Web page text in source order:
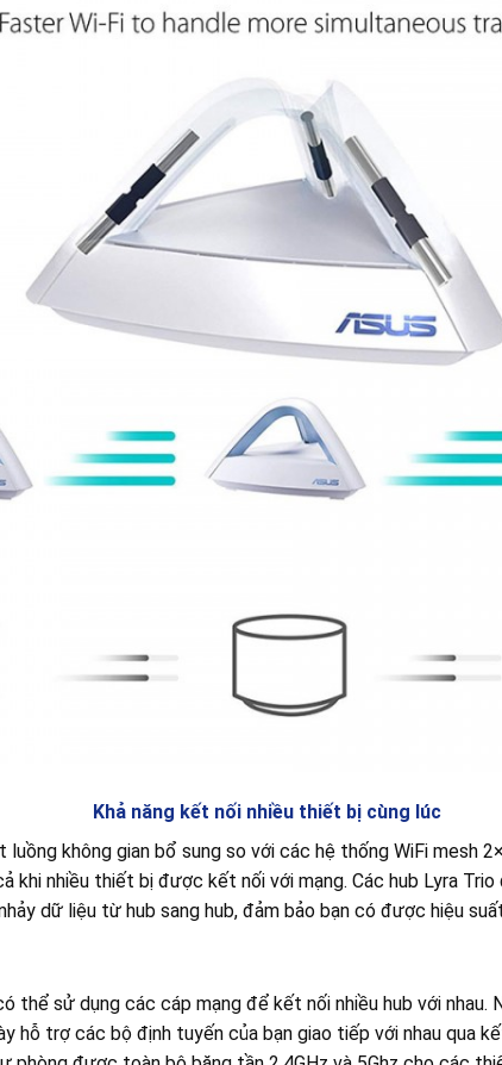
Khả năng kết nối nhiều thiết bị cùng lúc
không gian bổ sung so với các hệ thống WiFi mesh
khi nhiều thiết bị được kết nối với mạng. Các hub Lyra
dữ liệu từ hub sang hub, đảm bảo bạn có được hiệu
thể sử dụng các cáp mạng để kết nối nhiều hub với
hỗ trợ các bộ định tuyến của bạn giao tiếp với nhau qua